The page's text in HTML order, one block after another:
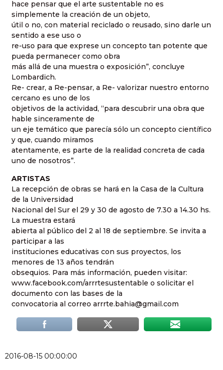
hace pensar que el arte sustentable no es
simplemente la creación de un objeto,
útil o no, con material reciclado o reusado, sino darle un
sentido a ese uso o
re-uso para que exprese un concepto tan potente que
pueda permanecer como obra
más allá de una muestra o exposición”, concluye
Lombardich.
Re- crear, a Re-pensar, a Re- valorizar nuestro entorno
cercano es uno de los
objetivos de la actividad, “para descubrir una obra que
hable sinceramente de
un eje temático que parecía sólo un concepto científico
y que, cuando miramos
atentamente, es parte de la realidad concreta de cada
uno de nosotros”.
ARTISTAS
La recepción de obras se hará en la Casa de la Cultura
de la Universidad
Nacional del Sur el 29 y 30 de agosto de 7.30 a 14.30 hs.
La muestra estará
abierta al público del 2 al 18 de septiembre. Se invita a
participar a las
instituciones educativas con sus proyectos, los
menores de 13 años tendrán
obsequios. Para más información, pueden visitar:
www.facebook.com/arrrtesustentable o solicitar el
documento con las bases de la
convocatoria al correo arrrte.bahia@gmail.com
2016-08-15 00:00:00